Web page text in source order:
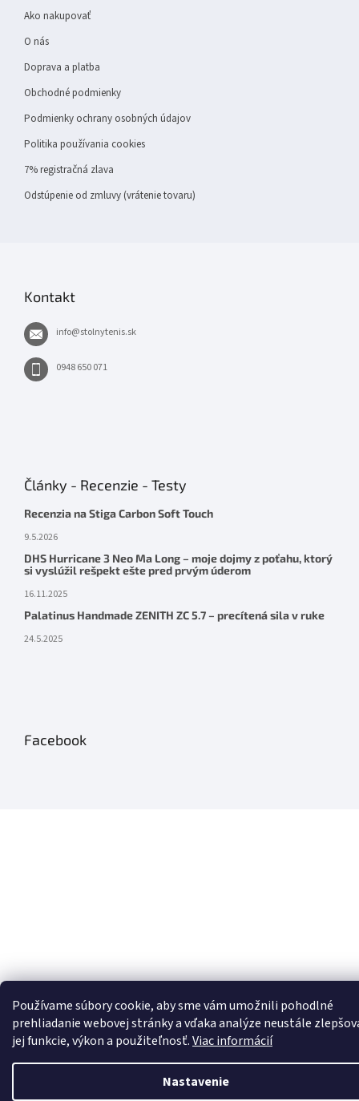
Používame súbory cookie, aby sme vám umožnili pohodlné
prehliadanie webovej stránky a vďaka analýze neustále
jej funkcie, výkon a použiteľnosť.Viac informácií
Nastavenie
Ako nakupovať
O nás
Doprava a platba
Obchodné podmienky
Podmienky ochrany osobných údajov
Politika používania cookies
7% registračná zlava
Odstúpenie od zmluvy (vrátenie tovaru)
Kontakt
info@stolnytenis.sk
0948 650 071
Články - Recenzie - Testy
Recenzia na Stiga Carbon Soft Touch
9.5.2026
DHS Hurricane 3 Neo Ma Long – moje dojmy z poťahu, ktorý
si vyslúžil rešpekt ešte pred prvým úderom
16.11.2025
Palatinus Handmade ZENITH ZC 5.7 – precítená sila v ruke
24.5.2025
Facebook